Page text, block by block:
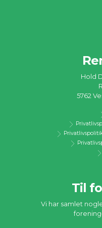
Hold
5762
Til
Vi har samlet